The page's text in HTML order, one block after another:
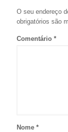
O seu endereço
obrigatórios são
Comentário *
Nome *